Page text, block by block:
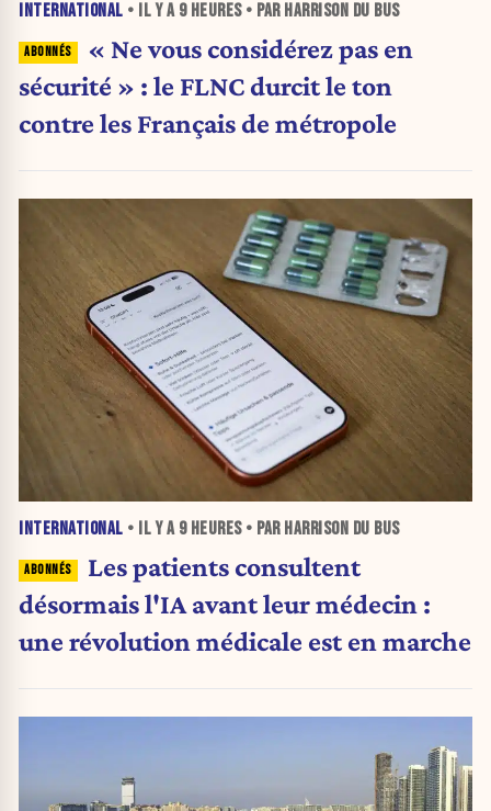
INTERNATIONAL • IL Y A 9 HEURES• PAR HARRISON DU BUS
« Ne vous considérez pas en
sécurité » : le FLNC durcit le ton
contre les Français de métropole
INTERNATIONAL • IL Y A 9 HEURES• PAR HARRISON DU BUS
Les patients consultent
désormais l'IA avant leur médecin :
une révolution médicale est en marche